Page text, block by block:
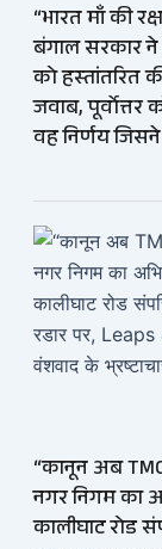
“भारत माँ की
बंगाल सरकार
को हस्तांतरित
जवाब,
वह निर्णय
“कानून अब
नगर निगम का
कालीघाट रोड